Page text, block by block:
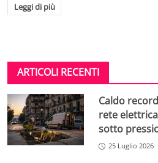
Leggi di più
ARTICOLI RECENTI
Caldo
rete
sotto
25 Luglio 2026